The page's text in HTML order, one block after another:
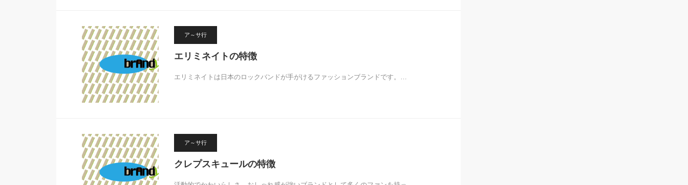
ア～サ行
エリミネイトの特徴
エリミネイトは日本のロックバンドが手がけるファッションブランドです。…
ア～サ行
クレプスキュールの特徴